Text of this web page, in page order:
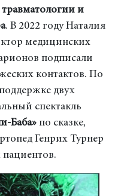
и
. В 2022 году Наталия
медицинских
подписали
контактов. По
двух
спектакль
Баба» по сказке,
Генрих Турнер
пациентов.